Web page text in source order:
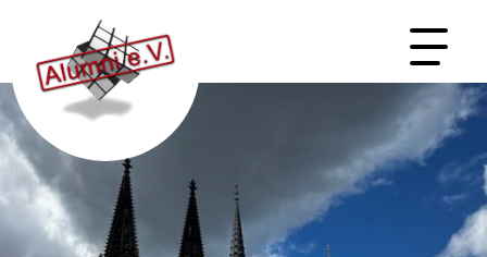
ORDNUNG & SATZUNGEN
Startseite Der Verein
Unterstützen & Netzwerken
Events & Exkursionen